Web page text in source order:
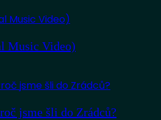
Music Video)
jsme šli do Zrádců?